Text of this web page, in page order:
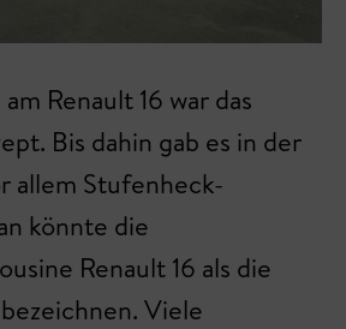
Renault 16 war das
Bis dahin gab es in der
allem Stufenheck-
könnte die
Renault 16 als die
Viele